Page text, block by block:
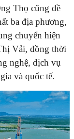
Thọ cũng đề
ba địa phương,
chuyển hiện
Vải, đồng thời
nghệ, dịch vụ
và quốc tế.